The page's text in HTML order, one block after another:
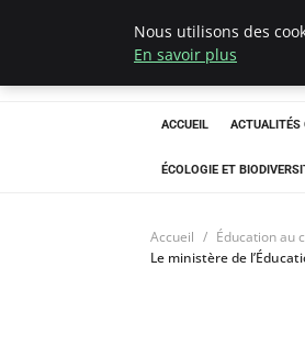
ACCUEIL ACTUALITÉS
ÉCOLOGIE ET
Accueil
Éducation au
Le ministère de
Nous utilisons des
En savoir plus